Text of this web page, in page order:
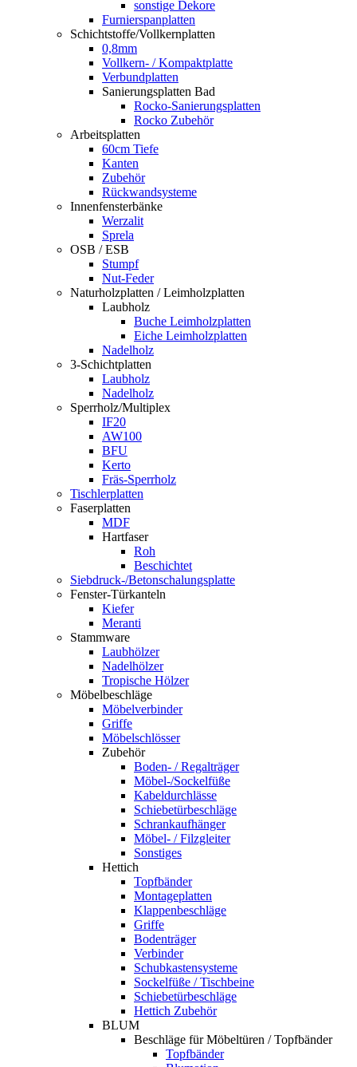
sonstige Dekore
Furnierspanplatten
Schichtstoffe/Vollkernplatten
0,8mm
Vollkern- / Kompaktplatte
Verbundplatten
Sanierungsplatten Bad
Rocko-Sanierungsplatten
Rocko Zubehör
Arbeitsplatten
60cm Tiefe
Kanten
Zubehör
Rückwandsysteme
Innenfensterbänke
Werzalit
Sprela
OSB / ESB
Stumpf
Nut-Feder
Naturholzplatten / Leimholzplatten
Laubholz
Buche Leimholzplatten
Eiche Leimholzplatten
Nadelholz
3-Schichtplatten
Laubholz
Nadelholz
Sperrholz/Multiplex
IF20
AW100
BFU
Kerto
Fräs-Sperrholz
Tischlerplatten
Faserplatten
MDF
Hartfaser
Roh
Beschichtet
Siebdruck-/Betonschalungsplatte
Fenster-Türkanteln
Kiefer
Meranti
Stammware
Laubhölzer
Nadelhölzer
Tropische Hölzer
Möbelbeschläge
Möbelverbinder
Griffe
Möbelschlösser
Zubehör
Boden- / Regalträger
Möbel-/Sockelfüße
Kabeldurchlässe
Schiebetürbeschläge
Schrankaufhänger
Möbel- / Filzgleiter
Sonstiges
Hettich
Topfbänder
Montageplatten
Klappenbeschläge
Griffe
Bodenträger
Verbinder
Schubkastensysteme
Sockelfüße / Tischbeine
Schiebetürbeschläge
Hettich Zubehör
BLUM
Beschläge für Möbeltüren / Topfbänder
Topfbänder